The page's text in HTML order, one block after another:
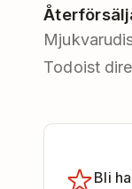
Todoist
Bli